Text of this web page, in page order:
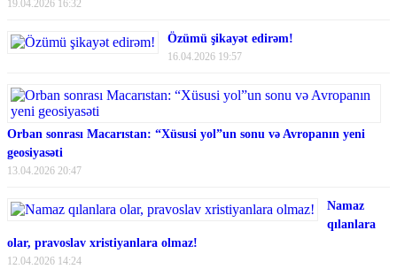
19.04.2026 16:32
Özümü şikayət edirəm!
16.04.2026 19:57
Orban sonrası Macarıstan: “Xüsusi yol”un sonu və Avropanın yeni
geosiyasəti
13.04.2026 20:47
Namaz
qılanlara
olar, pravoslav xristiyanlara olmaz!
12.04.2026 14:24